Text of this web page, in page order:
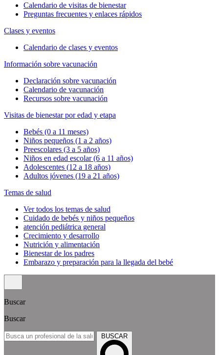
Calendario de visitas de bienestar
Preguntas frecuentes y enlaces rápidos
Clases y eventos
Calendario de clases y eventos
Información sobre vacunación
Declaración sobre vacunación
Calendario de vacunación
Recursos sobre vacunación
Visitas de bienestar por edad y etapa
Bebés (0 a 11 meses)
Niños pequeños (1 a 2 años)
Preescolares (3 a 5 años)
Niños en edad escolar (6 a 11 años)
Adolescentes (12 a 18 años)
Adultos jóvenes (19 a 21 años)
Temas de salud
Ver todos los temas de salud
Cuidado de bebés y niños pequeños
atención pediátrica general
Crecimiento y desarrollo
Nutrición y alimentación
Bienestar de los padres
Embarazo y preparación para la llegada del bebé
Buscar
Buscar
BUSCAR